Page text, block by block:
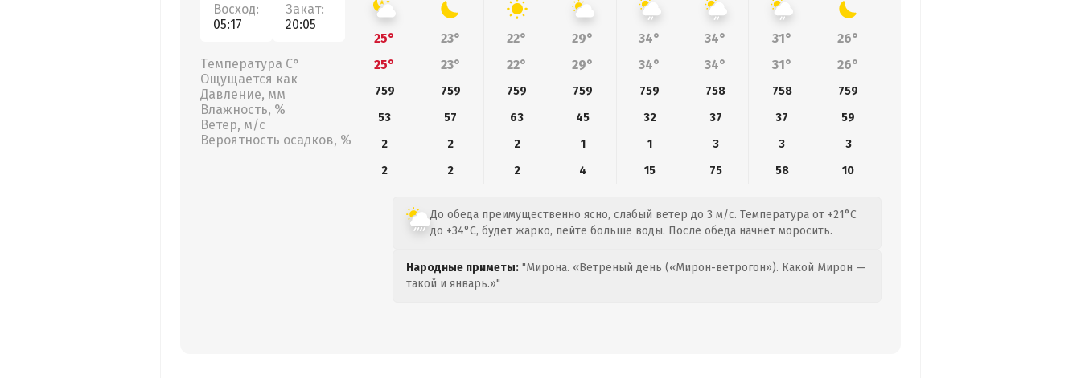
Восход:
05:17
Закат:
20:05
Температура С°
Ощущается как
Давление, мм
Влажность, %
Ветер, м/с
Вероятность осадков, %
25° 23° 22° 29° 34° 34° 31°
26°
25°
23° 22° 29° 34° 34° 31° 26°
759 759 759 759 759 758 758
759
53
57 63 45 32 37 37
59
2
2 2 1 1 3 3
3
2
2 2 4 15 75 58 10
До обеда преимущественно ясно, слабый ветер до 3 м/с. Температура от +21°C
до +34°C, будет жарко, пейте больше воды. После обеда начнет моросить.
Народные приметы: "Мирона. «Ветреный день («Мирон-ветрогон»). Какой Мирон —
такой и январь.»"